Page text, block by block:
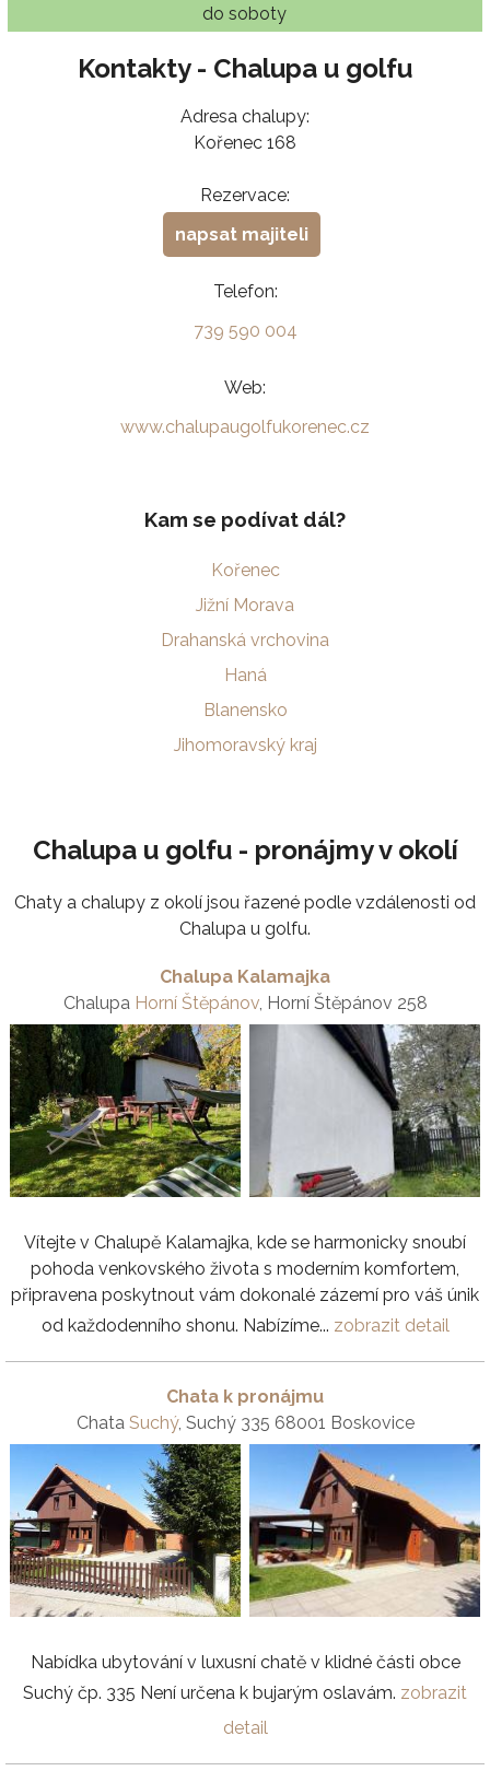
do soboty
Kontakty - Chalupa u golfu
Adresa chalupy:
Kořenec 168
Rezervace:
napsat majiteli
Telefon:
739 590 004
Web:
www.chalupaugolfukorenec.cz
Kam se podívat dál?
Kořenec
Jižní Morava
Drahanská vrchovina
Haná
Blanensko
Jihomoravský kraj
Chalupa u golfu - pronájmy v okolí
Chaty a chalupy z okolí jsou řazené podle vzdálenosti od
Chalupa u golfu.
Chalupa Kalamajka
Chalupa Horní Štěpánov, Horní Štěpánov 258
Vítejte v Chalupě Kalamajka, kde se harmonicky snoubí
pohoda venkovského života s moderním komfortem,
připravena poskytnout vám dokonalé zázemí pro váš únik
od každodenního shonu. Nabízíme... zobrazit detail
Chata k pronájmu
Chata Suchý, Suchý 335 68001 Boskovice
Nabídka ubytování v luxusní chatě v klidné části obce
Suchý čp. 335 Není určena k bujarým oslavám. zobrazit
detail